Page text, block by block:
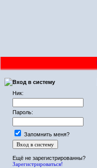
Вход в систему
Ник:
Пароль:
Запомнить меня?
Ещё не зарегистрированны?
Зарегистрироваться!